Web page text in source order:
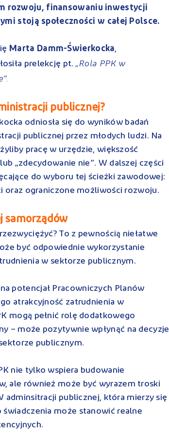
rozwoju, finansowaniu inwestycji
stoją społeczności w całej Polsce.
Marta Damm-Świerkocka,
prelekcję pt.„Rola PPK w
publicznej?
odniosła się do wyników badań
publicznej przez młodych ludzi. Na
pracę w urzędzie, większość
„zdecydowanie nie”. W dalszej części
do wyboru tej ścieżki zawodowej:
oraz ograniczone możliwości rozwoju.
samorządów
To z pewnością niełatwe
być odpowiednie wykorzystanie
w sektorze publicznym.
potencjał Pracowniczych Planów
atrakcyjność zatrudnienia w
mogą pełnić rolę dodatkowego
– może pozytywnie wpłynąć na decyzje
publicznym.
nie tylko wspiera budowanie
ale również może być wyrazem troski
adminsitracji publicznej, która mierzy się
może stanowić realne